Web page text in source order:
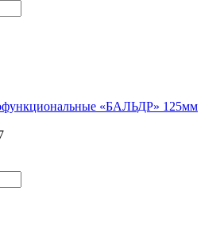
«БАЛЬДР» 125мм